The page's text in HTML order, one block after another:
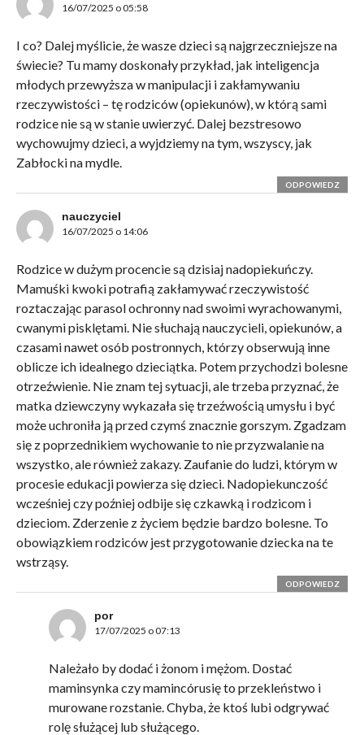
16/07/2025 o 05:58
I co? Dalej myślicie, że wasze dzieci są najgrzeczniejsze na
świecie? Tu mamy doskonały przykład, jak inteligencja
młodych przewyższa w manipulacji i zakłamywaniu
rzeczywistości – tę rodziców (opiekunów), w którą sami
rodzice nie są w stanie uwierzyć. Dalej bezstresowo
wychowujmy dzieci, a wyjdziemy na tym, wszyscy, jak
Zabłocki na mydle.
ODPOWIEDZ
nauczyciel
16/07/2025 o 14:06
Rodzice w dużym procencie są dzisiaj nadopiekuńczy.
Mamuśki kwoki potrafią zakłamywać rzeczywistość
roztaczając parasol ochronny nad swoimi wyrachowanymi,
cwanymi pisklętami. Nie słuchają nauczycieli, opiekunów, a
czasami nawet osób postronnych, którzy obserwują inne
oblicze ich idealnego dzieciątka. Potem przychodzi bolesne
otrzeźwienie. Nie znam tej sytuacji, ale trzeba przyznać, że
matka dziewczyny wykazała się trzeźwością umysłu i być
może uchroniła ją przed czymś znacznie gorszym. Zgadzam
się z poprzednikiem wychowanie to nie przyzwalanie na
wszystko, ale również zakazy. Zaufanie do ludzi, którym w
procesie edukacji powierza się dzieci. Nadopiekunczość
wcześniej czy poźniej odbije się czkawką i rodzicom i
dzieciom. Zderzenie z życiem będzie bardzo bolesne. To
obowiązkiem rodziców jest przygotowanie dziecka na te
wstrząsy.
ODPOWIEDZ
por
17/07/2025 o 07:13
Należało by dodać i żonom i mężom. Dostać
maminsynka czy mamincórusię to przekleństwo i
murowane rozstanie. Chyba, że ktoś lubi odgrywać
rolę służącej lub służącego.